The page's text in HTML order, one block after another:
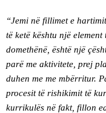
“Jemi në fillimet e
të ketë kështu një
domethënë, është një
parë me aktivitete, prej
duhen me me mbërritur.
procesit të rishikimit të
kurrikulës në fakt, fillon